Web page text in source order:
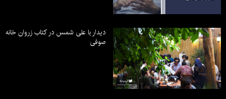
دیدار با علی شمس در کتاب زروان خانه
صوفی